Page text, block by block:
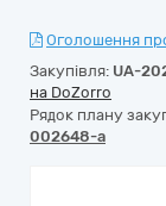
Оголошення
Закупівля: UA-
на DoZorro
Рядок плану
002648-a